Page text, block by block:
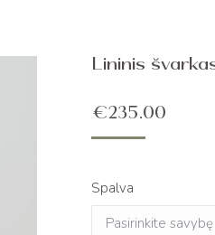
Lininis
€235.00
Spalva